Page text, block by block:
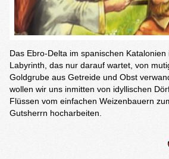
Das Ebro-Delta im spanischen
Labyrinth, das nur darauf wartet, von
Goldgrube aus Getreide und Obst
wollen wir uns inmitten von idyllischen
Flüssen vom einfachen Weizenbauern
Gutsherrn hocharbeiten.